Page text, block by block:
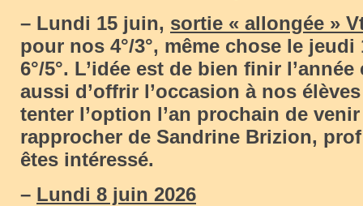
– Lundi 15 juin, sortie « allongée »
pour nos 4°/3°, même chose le
6°/5°. L’idée est de bien finir
aussi d’offrir l’occasion à nos
tenter l’option l’an prochain de
rapprocher de Sandrine Brizion,
êtes intéressé.
– Lundi 8 juin 2026